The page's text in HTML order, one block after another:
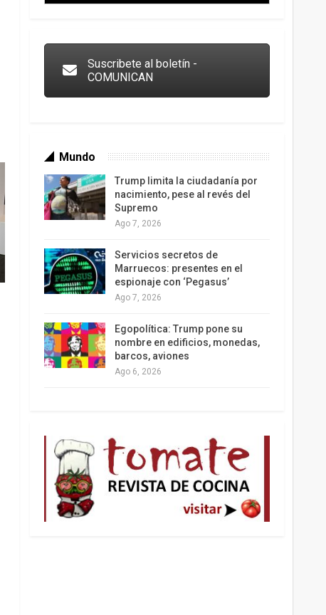
Suscribete al boletín -
COMUNICAN
Mundo
Trump limita la ciudadanía por
nacimiento, pese al revés del
Supremo
Ago 7, 2026
Servicios secretos de
Marruecos: presentes en el
espionaje con ‘Pegasus’
Ago 7, 2026
Egopolítica: Trump pone su
nombre en edificios, monedas,
barcos, aviones
Ago 6, 2026